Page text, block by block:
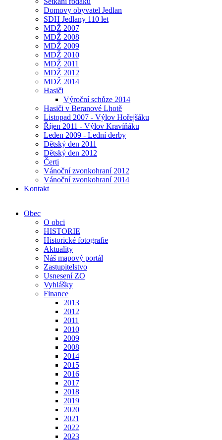
Domovy obyvatel Jedlan
SDH Jedlany 110 let
MDŽ 2007
MDŽ 2008
MDŽ 2009
MDŽ 2010
MDŽ 2011
MDŽ 2012
MDŽ 2014
Hasiči
Výroční schůze 2014
Hasiči v Beranové Lhotě
Listopad 2007 - Výlov Hořejšáku
Říjen 2011 - Výlov Kravíňáku
Leden 2009 - Lední derby
Dětský den 2011
Dětský den 2012
Čerti
Vánoční zvonkohraní 2012
Vánoční zvonkohraní 2014
Kontakt
Obec
O obci
HISTORIE
Historické fotografie
Aktuality
Náš mapový portál
Zastupitelstvo
Usnesení ZO
Vyhlášky
Finance
2013
2012
2011
2010
2009
2008
2014
2015
2016
2017
2018
2019
2020
2021
2022
2023